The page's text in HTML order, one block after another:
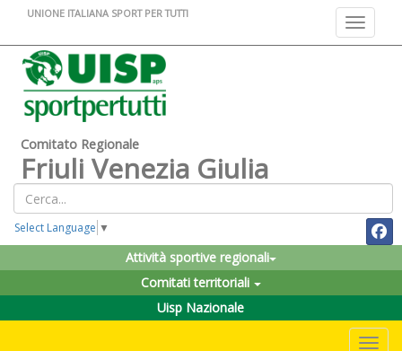
Toggle
UNIONE ITALIANA SPORT PER TUTTI
Comitato Regionale
Friuli Venezia Giulia
Select Language ▼
Attività sportive regionali
Comitati territoriali
Uisp Nazionale